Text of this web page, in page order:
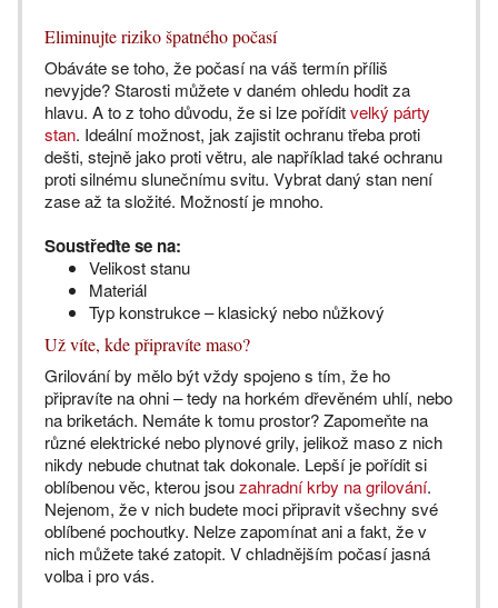
Eliminujte riziko špatného počasí
Obáváte se toho, že počasí na váš termín příliš
nevyjde? Starosti můžete v daném ohledu hodit za
hlavu. A to z toho důvodu, že si lze poříditvelký párty
stan. Ideální možnost, jak zajistit ochranu třeba proti
dešti, stejně jako proti větru, ale například také ochranu
proti silnému slunečnímu svitu. Vybrat daný stan není
zase až ta složité. Možností je mnoho.
Soustřeďte se na:
Velikost stanu
Materiál
Typ konstrukce – klasický nebo nůžkový
Už víte, kde připravíte maso?
Grilování by mělo být vždy spojeno s tím, že ho
připravíte na ohni – tedy na horkém dřevěném uhlí, nebo
na briketách. Nemáte k tomu prostor? Zapomeňte na
různé elektrické nebo plynové grily, jelikož maso z nich
nikdy nebude chutnat tak dokonale. Lepší je pořídit si
oblíbenou věc, kterou jsouzahradní krby na grilování.
Nejenom, že v nich budete moci připravit všechny své
oblíbené pochoutky. Nelze zapomínat ani a fakt, že v
nich můžete také zatopit. V chladnějším počasí jasná
volba i pro vás.